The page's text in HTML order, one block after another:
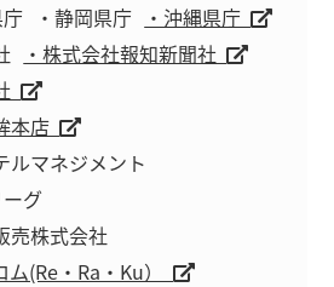
庁 ・静岡県庁
・沖縄県庁
・株式会社報知新聞社
本店
ルマネジメント
グ
売株式会社
ム(Re・Ra・Ku）